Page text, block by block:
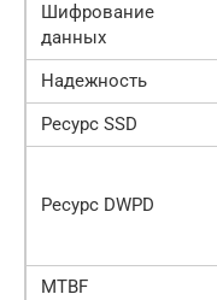
Шифрование
данных
Надежность
Ресурс SSD
Ресурс DWPD
MTBF